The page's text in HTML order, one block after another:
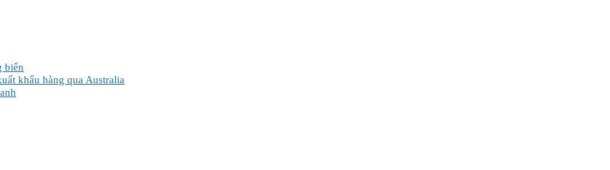
biển
khẩu hàng qua Australia